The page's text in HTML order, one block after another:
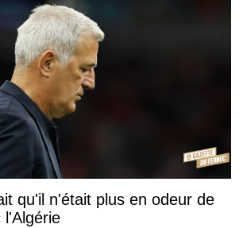
qu'il n'était plus en odeur de
l'Algérie